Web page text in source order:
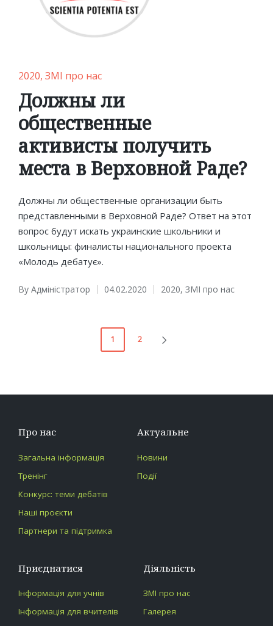
Posted
in
2020 ЗМІ про нас
Должны ли
общественные
активисты получить
места в Верховной Раде?
Должны ли общественные организации быть
представленными в Верховной Раде? Ответ на этот
вопрос будут искать украинские школьники и
школьницы: финалисты национального проекта
«Молодь дебатує».
Posted
By Адміністратор 04.02.2020
Posted
2020, ЗМІ про нас
1 2
Про нас
Загальна інформація
Тренінг
Конкурс: теми дебатів
Наші проєкти
Партнери та підтримка
Актуальне
Новини
Події
Приєднатися
Інформація для учнів
Інформація для вчителів
Діяльність
ЗМІ про нас
Галерея